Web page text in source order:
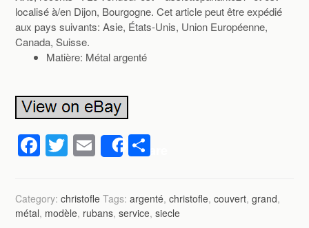
localisé à/en Dijon, Bourgogne. Cet article peut être expédié
aux pays suivants: Asie, États-Unis, Union Européenne,
Canada, Suisse.
Matière: Métal argenté
F
a
c
e
T
wi
tt
er
E
m
ail
Share
ta
g
Category:christofle Tags:argenté,christofle,couvert,grand,
métal, modèle, rubans,service,siecle